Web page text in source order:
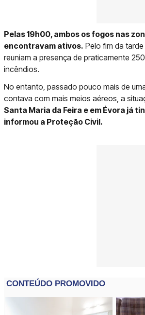
Pelas 19h00, ambos os fogos nas
encontravam ativos. Pelo fim da
reuniam a presença de praticamente
incêndios.
No entanto, passado pouco mais de
contava com mais meios aéreos, a
Santa Maria da Feira e em Évora já
informou a Proteção Civil.